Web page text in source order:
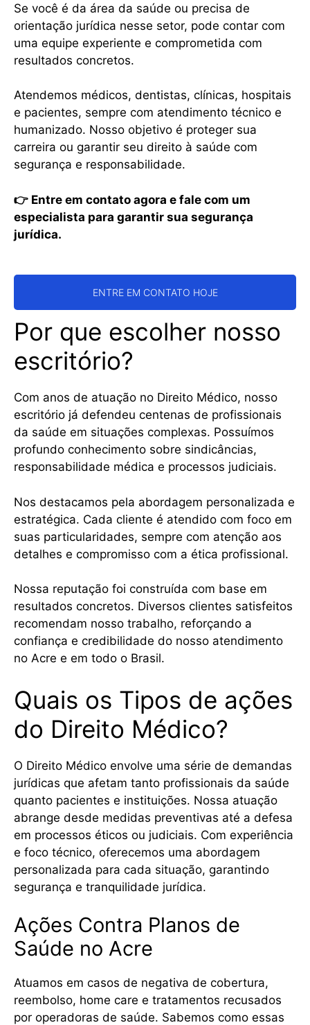
Se você é da área da saúde ou precisa de
orientação jurídica nesse setor, pode contar com
uma equipe experiente e comprometida com
resultados concretos.
Atendemos médicos, dentistas, clínicas, hospitais
e pacientes, sempre com atendimento técnico e
humanizado. Nosso objetivo é proteger sua
carreira ou garantir seu direito à saúde com
segurança e responsabilidade.
👉 Entre em contato agora e fale com um
especialista para garantir sua segurança
jurídica.
ENTRE EM CONTATO HOJE
Por que escolher nosso
escritório?
Com anos de atuação no Direito Médico, nosso
escritório já defendeu centenas de profissionais
da saúde em situações complexas. Possuímos
profundo conhecimento sobre sindicâncias,
responsabilidade médica e processos judiciais.
Nos destacamos pela abordagem personalizada e
estratégica. Cada cliente é atendido com foco em
suas particularidades, sempre com atenção aos
detalhes e compromisso com a ética profissional.
Nossa reputação foi construída com base em
resultados concretos. Diversos clientes satisfeitos
recomendam nosso trabalho, reforçando a
confiança e credibilidade do nosso atendimento
no Acre e em todo o Brasil.
Quais os Tipos de ações
do Direito Médico?
O Direito Médico envolve uma série de demandas
jurídicas que afetam tanto profissionais da saúde
quanto pacientes e instituições. Nossa atuação
abrange desde medidas preventivas até a defesa
em processos éticos ou judiciais. Com experiência
e foco técnico, oferecemos uma abordagem
personalizada para cada situação, garantindo
segurança e tranquilidade jurídica.
Ações Contra Planos de
Saúde no Acre
Atuamos em casos de negativa de cobertura,
reembolso, home care e tratamentos recusados
por operadoras de saúde. Sabemos como essas